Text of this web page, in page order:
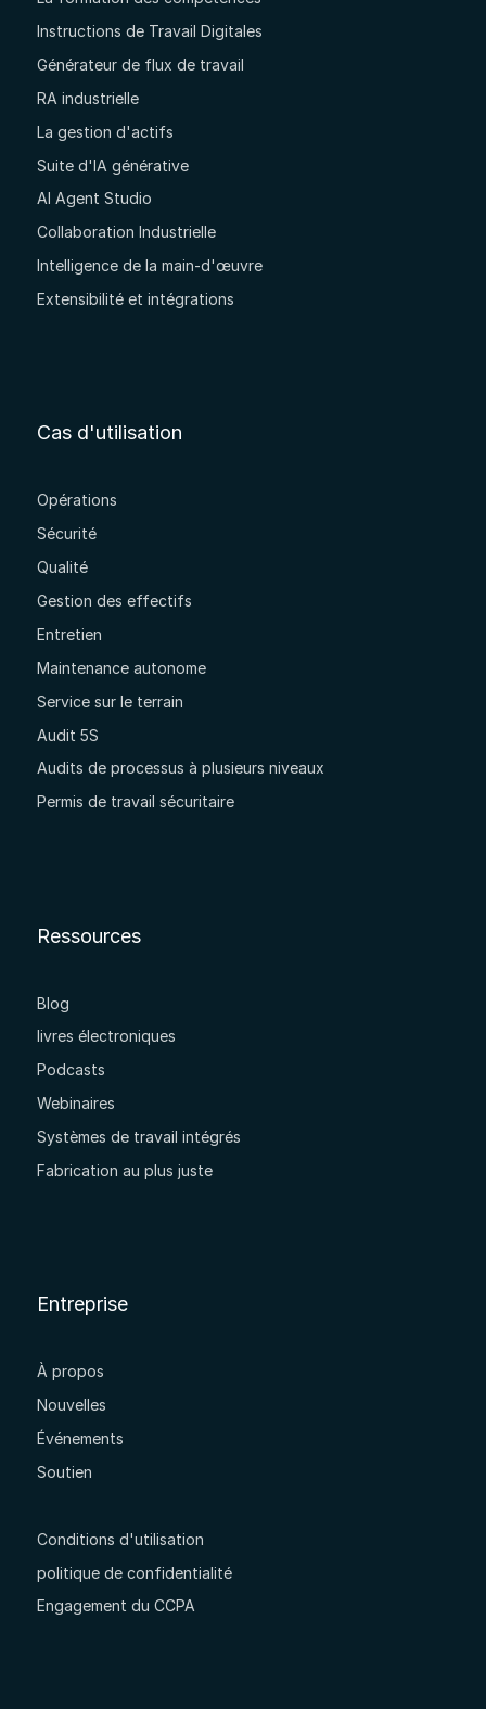
Instructions de Travail Digitales
Générateur de flux de travail
RA industrielle
La gestion d'actifs
Suite d'IA générative
AI Agent Studio
Collaboration Industrielle
Intelligence de la main-d'œuvre
Extensibilité et intégrations
Cas d'utilisation
Opérations
Sécurité
Qualité
Gestion des effectifs
Entretien
Maintenance autonome
Service sur le terrain
Audit 5S
Audits de processus à plusieurs niveaux
Permis de travail sécuritaire
Ressources
Blog
livres électroniques
Podcasts
Webinaires
Systèmes de travail intégrés
Fabrication au plus juste
Entreprise
À propos
Nouvelles
Événements
Soutien
Conditions d'utilisation
politique de confidentialité
Engagement du CCPA